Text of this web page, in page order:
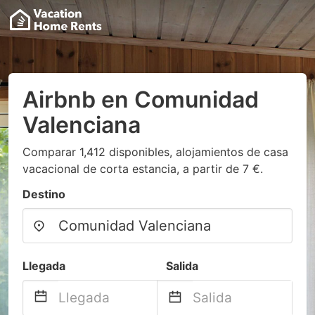
Airbnb en Comunidad
Valenciana
Comparar 1,412 disponibles, alojamientos de casa
vacacional de corta estancia, a partir de 7 €.
Destino
Llegada Salida